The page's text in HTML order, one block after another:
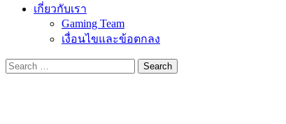
เกี่ยวกับเรา
Gaming Team
เงื่อนไขและข้อตกลง
Search
for: